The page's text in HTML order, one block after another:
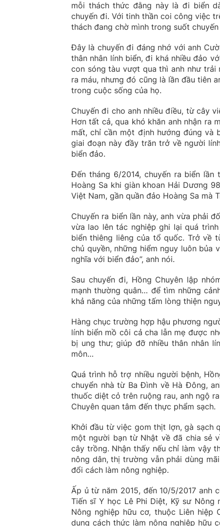
mỗi thách thức đằng này là đi biển
chuyến đi. Với tinh thần coi công việc
thách đang chờ mình trong suốt
Đây là chuyến đi đáng nhớ với anh
thân nhân lính biển, đi khá nhiều đảo
con sóng tàu vượt qua thì anh như trải
ra máu, nhưng đó cũng là lần đầu tiên
trong cuộc sống của họ.
Chuyến đi cho anh nhiều điều, từ cây
Hơn tất cả, qua khó khăn anh nhận ra
mất, chỉ cần một định hướng đúng và
giai đoạn này đầy trăn trở về người
biển đảo.
Đến tháng 6/2014, chuyến ra biển
Hoàng Sa khi giàn khoan Hải Dương
Việt Nam, gần quần đảo Hoàng Sa mà
Chuyến ra biển lần này, anh vừa phải
vừa lao lên tác nghiệp ghi lại quá
biển thiêng liêng của tổ quốc. Trở về
chủ quyền, những hiểm nguy luôn bủa
nghĩa với biển đảo”, anh nói.
Sau chuyến đi, Hồng Chuyên lập
mạnh thường quân… để tìm những
khả năng của những tấm lòng thiện
Hàng chục trường hợp hậu phương
lính biển mồ côi cả cha lẫn mẹ được
bị ung thư; giúp đỡ nhiều thân nhân
môn…
Quá trình hỗ trợ nhiều người bệnh,
chuyển nhà từ Ba Đình về Hà Đông,
thuốc diệt cỏ trên ruộng rau, anh ngộ
Chuyên quan tâm đến thực phẩm sạch.
Khởi đầu từ việc gom thịt lợn, gà sạch
một người bạn từ Nhật về đã chia sẻ
cây trồng. Nhận thấy nếu chỉ làm vậy
nông dân, thị trường vẫn phải dùng
đổi cách làm nông nghiệp.
Ấp ủ từ năm 2015, đến 10/5/2017 anh
Tiến sĩ Y học Lê Phi Diệt, Kỹ sư Nông
Nông nghiệp hữu cơ, thuộc Liên
dụng cách thức làm nông nghiệp hữu